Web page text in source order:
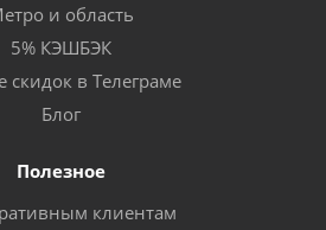
и область
5% КЭШБЭК
скидок в Телеграме
Блог
Полезное
клиентам